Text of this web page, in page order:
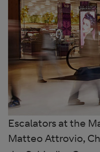
Escalators at the
Matteo Attrovio,